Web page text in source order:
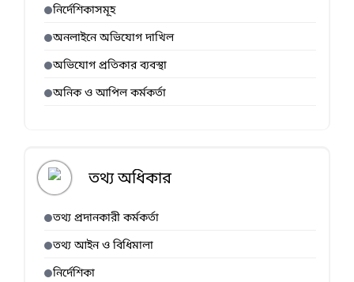
নির্দেশিকাসমূহ
অনলাইনে অভিযোগ দাখিল
অভিযোগ প্রতিকার ব্যবস্থা
অনিক ও আপিল কর্মকর্তা
তথ্য অধিকার
তথ্য প্রদানকারী কর্মকর্তা
তথ্য আইন ও বিধিমালা
নির্দেশিকা